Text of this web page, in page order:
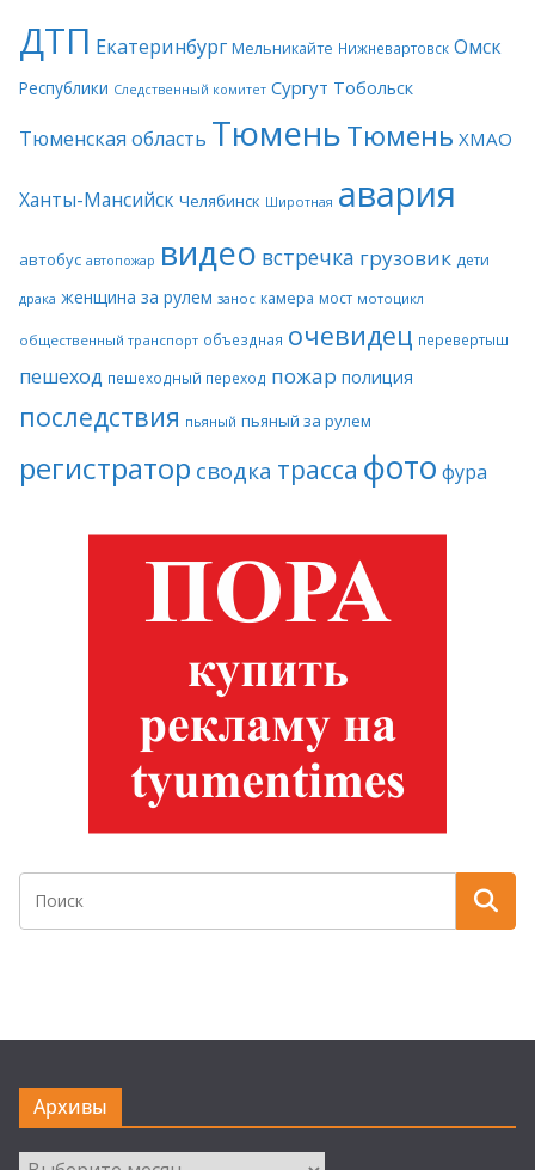
ДТП Екатеринбург Мельникайте Нижневартовск Омск
Республики Следственный комитет Сургут Тобольск
Тюменская область ТюменьТюмень ХМАО
Ханты-Мансийск Челябинск Широтная авария
автобус автопожар видео встречка грузовик дети
драка женщина за рулем занос камера мост мотоцикл
общественный транспорт объездная очевидец перевертыш
пешеход пешеходный переход пожар полиция
последствия пьяный пьяный за рулем
регистратор сводка трасса фото фура
Архивы